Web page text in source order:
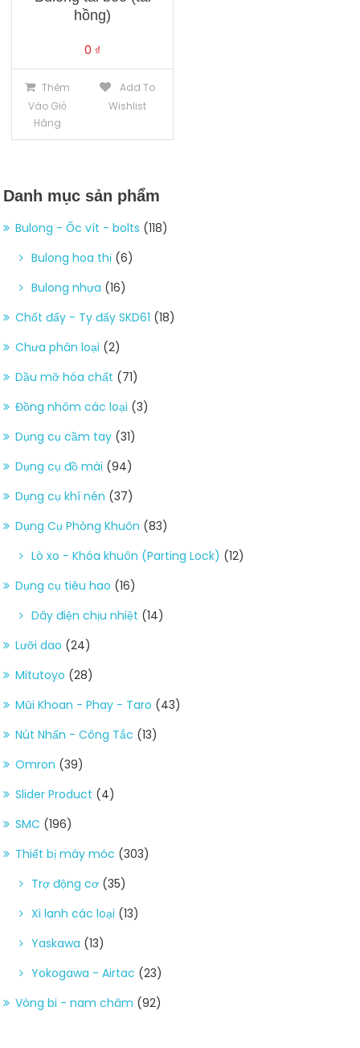
hồng)
0 ₫
Thêm
Vào Giỏ
Hàng
Add To
Wishlist
Danh mục sản phẩm
Bulong - Ốc vít - bolts (118)
Bulong hoa thị (6)
Bulong nhựa (16)
Chốt đẩy - Ty đẩy SKD61 (18)
Chưa phân loại (2)
Dầu mỡ hóa chất (71)
Đồng nhôm các loại (3)
Dụng cụ cầm tay (31)
Dụng cụ đồ mài (94)
Dụng cụ khí nén (37)
Dụng Cụ Phòng Khuôn (83)
Lò xo - Khóa khuôn (Parting Lock) (12)
Dụng cụ tiêu hao (16)
Dây điện chịu nhiệt (14)
Lưỡi dao (24)
Mitutoyo (28)
Mũi Khoan - Phay - Taro (43)
Nút Nhấn - Công Tắc (13)
Omron (39)
Slider Product (4)
SMC (196)
Thiết bị máy móc (303)
Trợ động cơ (35)
Xi lanh các loại (13)
Yaskawa (13)
Yokogawa - Airtac (23)
Vòng bi - nam châm (92)